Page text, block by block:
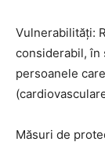
Vulnerabilități:
considerabil, în
persoanele
Măsuri de